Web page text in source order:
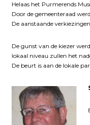
Helaas het Purmerends
Door de gemeenteraad
De aanstaande
De gunst van de kiezer
lokaal niveau zullen het
De beurt is aan de lokale